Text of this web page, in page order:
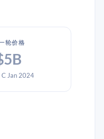
轮价格
C Jan 2024